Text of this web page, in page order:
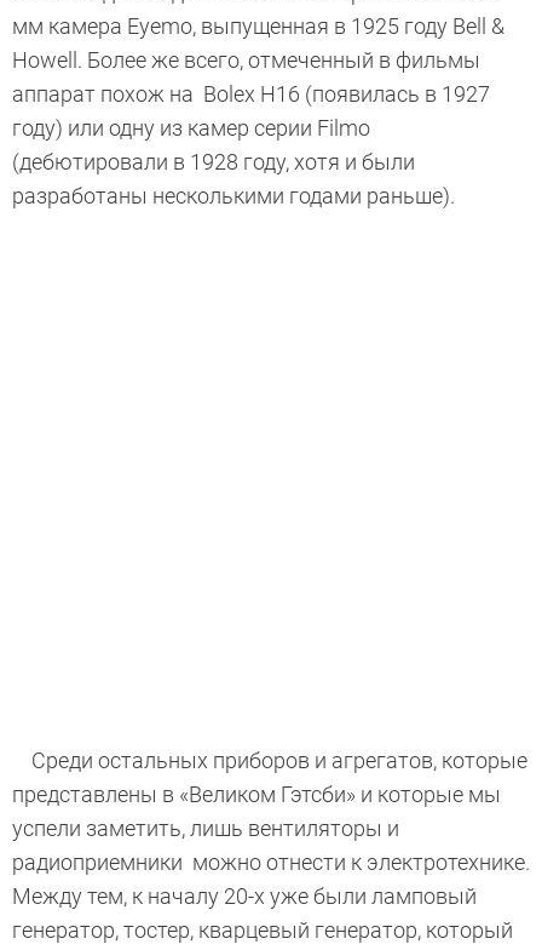
мм камера Eyemo, выпущенная в 1925 году Bell &
Howell. Более же всего, отмеченный в фильмы
аппарат похож на Bolex H16 (появилась в 1927
году) или одну из камер серии Filmo
(дебютировали в 1928 году, хотя и были
разработаны несколькими годами раньше).
Среди остальных приборов и агрегатов, которые
представлены в «Великом Гэтсби» и которые мы
успели заметить, лишь вентиляторы и
радиоприемники можно отнести к электротехнике.
Между тем, к началу 20-х уже были ламповый
генератор, тостер, кварцевый генератор, который